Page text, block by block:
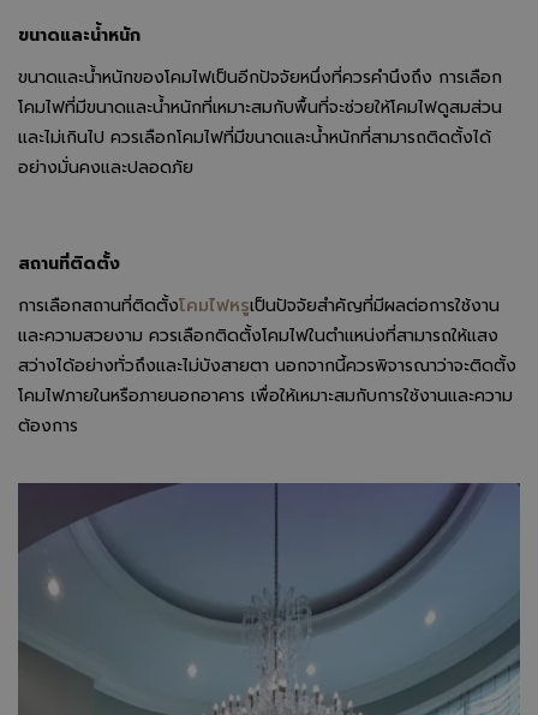
ขนาดและน้ำหนัก
ขนาดและน้ำหนักของโคมไฟเป็นอีกปัจจัยหนึ่งที่ควรคำนึงถึง การเลือก
โคมไฟที่มีขนาดและน้ำหนักที่เหมาะสมกับพื้นที่จะช่วยให้โคมไฟดูสมส่วน
และไม่เกินไป ควรเลือกโคมไฟที่มีขนาดและน้ำหนักที่สามารถติดตั้งได้
อย่างมั่นคงและปลอดภัย
สถานที่ติดตั้ง
การเลือกสถานที่ติดตั้งโคมไฟหรูเป็นปัจจัยสำคัญที่มีผลต่อการใช้งาน
และความสวยงาม ควรเลือกติดตั้งโคมไฟในตำแหน่งที่สามารถให้แสง
สว่างได้อย่างทั่วถึงและไม่บังสายตา นอกจากนี้ควรพิจารณาว่าจะติดตั้ง
โคมไฟภายในหรือภายนอกอาคาร เพื่อให้เหมาะสมกับการใช้งานและความ
ต้องการ